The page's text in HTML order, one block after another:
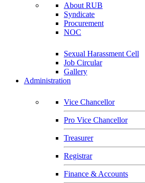
About RUB
Syndicate
Procurement
NOC
Sexual Harassment Cell
Job Circular
Gallery
Administration
Vice Chancellor
Pro Vice Chancellor
Treasurer
Registrar
Finance & Accounts